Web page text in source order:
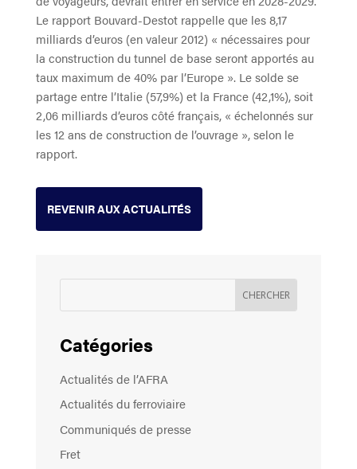
Le rapport Bouvard-Destot rappelle que les 8,17
milliards d’euros (en valeur 2012) « nécessaires pour
la construction du tunnel de base seront apportés au
taux maximum de 40% par l’Europe ». Le solde se
partage entre l’Italie (57,9%) et la France (42,1%), soit
2,06 milliards d’euros côté français, « échelonnés sur
les 12 ans de construction de l’ouvrage », selon le
rapport.
REVENIR AUX ACTUALITÉS
Catégories
Actualités de l’AFRA
Actualités du ferroviaire
Communiqués de presse
Fret